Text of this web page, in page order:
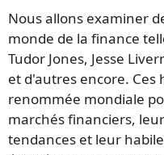
Nous allons examiner
monde de la finance
Tudor Jones, Jesse
et d'autres encore. Ces
renommée mondiale
marchés financiers,
tendances et leur